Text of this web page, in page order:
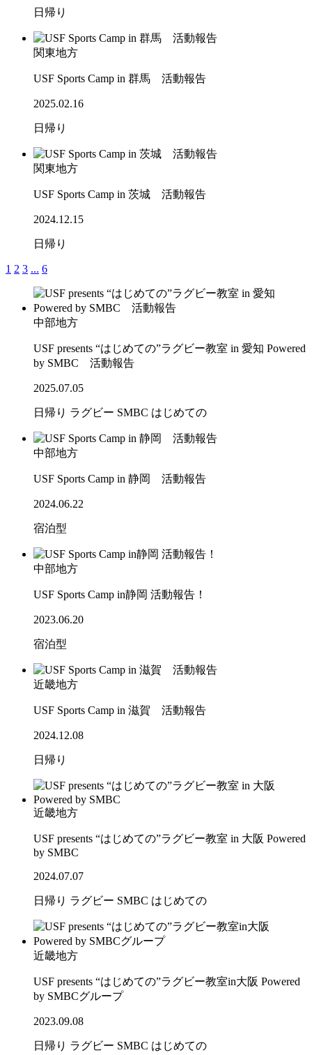
日帰り
関東地方
USF Sports Camp in 群馬 活動報告
2025.02.16
日帰り
関東地方
USF Sports Camp in 茨城 活動報告
2024.12.15
日帰り
1 2 3 ... 6
中部地方
USF presents “はじめての”ラグビー教室 in 愛知 Powered
by SMBC 活動報告
2025.07.05
日帰り ラグビー SMBC はじめての
中部地方
USF Sports Camp in 静岡 活動報告
2024.06.22
宿泊型
中部地方
USF Sports Camp in静岡 活動報告！
2023.06.20
宿泊型
近畿地方
USF Sports Camp in 滋賀 活動報告
2024.12.08
日帰り
近畿地方
USF presents “はじめての”ラグビー教室 in 大阪 Powered
by SMBC
2024.07.07
日帰り ラグビー SMBC はじめての
近畿地方
USF presents “はじめての”ラグビー教室in大阪 Powered
by SMBCグループ
2023.09.08
日帰り ラグビー SMBC はじめての